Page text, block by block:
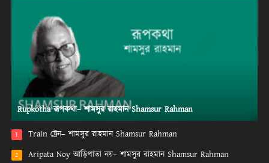
Rupkotha রূপকথা– শামসুর রাহমান Shamsur Rahman
1 Train ট্রেন– শামসুর রাহমান Shamsur Rahman
2 Aripata Noy আড়িপাতা নয়– শামসুর রাহমান Shamsur Rahman